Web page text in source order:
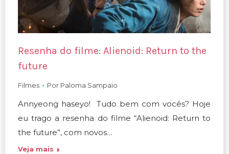
Resenha do filme: Alienoid: Return to the
future
Filmes Por Paloma Sampaio
Annyeong haseyo! Tudo bem com vocês? Hoje
eu trago a resenha do filme “Alienoid: Return to
the future”, com novos…
Veja mais